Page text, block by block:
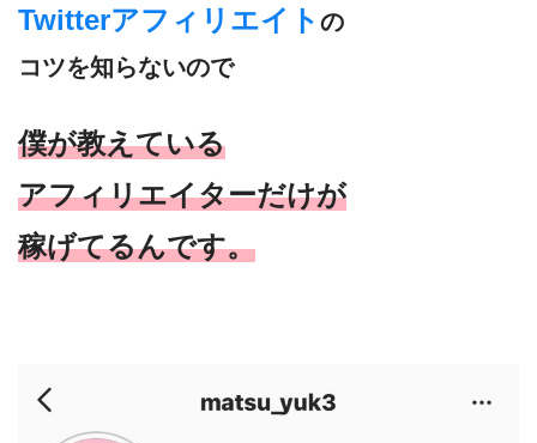
Twitterアフィリエイト の
コツを知らないので
僕が教えている
アフィリエイターだけが
稼げてるんです。